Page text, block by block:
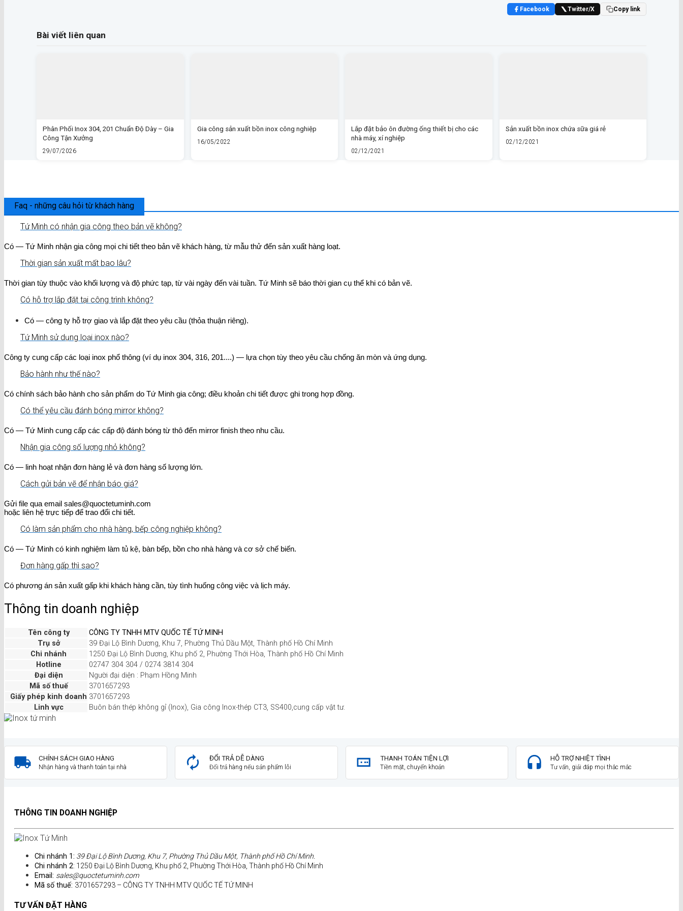
Facebook Twitter/X Copy link
Bài viết liên quan
Phân Phối Inox 304, 201 Chuẩn Độ Dày – Gia
Công Tận Xưởng
29/07/2026
Gia công sản xuất bồn inox công nghiệp
16/05/2022
Lắp đặt bảo ôn đường ống thiết bị cho các
nhà máy, xí nghiệp
02/12/2021
Sản xuất bồn inox chứa sữa giá rẻ
02/12/2021
Faq - những câu hỏi từ khách hàng
Tứ Minh có nhận gia công theo bản vẽ không?
Có — Tứ Minh nhận gia công mọi chi tiết theo bản vẽ khách hàng, từ mẫu thử đến sản xuất hàng loạt.
Thời gian sản xuất mất bao lâu?
Thời gian tùy thuộc vào khối lượng và độ phức tạp, từ vài ngày đến vài tuần. Tứ Minh sẽ báo thời gian cụ thể khi có bản vẽ.
Có hỗ trợ lắp đặt tại công trình không?
Có — công ty hỗ trợ giao và lắp đặt theo yêu cầu (thỏa thuận riêng).
Tứ Minh sử dụng loại inox nào?
Công ty cung cấp các loại inox phổ thông (ví dụ inox 304, 316, 201....) — lựa chọn tùy theo yêu cầu chống ăn mòn và ứng dụng.
Bảo hành như thế nào?
Có chính sách bảo hành cho sản phẩm do Tứ Minh gia công; điều khoản chi tiết được ghi trong hợp đồng.
Có thể yêu cầu đánh bóng mirror không?
Có — Tứ Minh cung cấp các cấp độ đánh bóng từ thô đến mirror finish theo nhu cầu.
Nhận gia công số lượng nhỏ không?
Có — linh hoạt nhận đơn hàng lẻ và đơn hàng số lượng lớn.
Cách gửi bản vẽ để nhận báo giá?
Gửi file qua email sales@quoctetuminh.com
hoặc liên hệ trực tiếp để trao đổi chi tiết.
Có làm sản phẩm cho nhà hàng, bếp công nghiệp không?
Có — Tứ Minh có kinh nghiệm làm tủ kệ, bàn bếp, bồn cho nhà hàng và cơ sở chế biến.
Đơn hàng gấp thì sao?
Có phương án sản xuất gấp khi khách hàng cần, tùy tình huống công việc và lịch máy.
Thông tin doanh nghiệp
Tên công ty
CÔNG TY TNHH MTV QUỐC TẾ TỨ MINH
Trụ sở
39 Đại Lộ Bình Dương, Khu 7, Phường Thủ Dầu Một, Thành phố Hồ Chí Minh
Chi nhánh
1250 Đại Lộ Bình Dương, Khu phố 2, Phường Thới Hòa, Thành phố Hồ Chí Minh
Hotline
02747 304 304 / 0274 3814 304
Đại diện
Người đại diện : Phạm Hồng Minh
Mã số thuế
3701657293
Giấy phép kinh doanh 3701657293
Linh vực
Buôn bán thép không gỉ (Inox), Gia công Inox-thép CT3, SS400,cung cấp vật tư.
CHÍNH SÁCH GIAO HÀNG
Nhận hàng và thanh toán tại nhà
ĐỔI TRẢ DỄ DÀNG
Đổi trả hàng nếu sản phẩm lỗi
THANH TOÁN TIỆN LỢI
Tiền mặt, chuyển khoản
HỖ TRỢ NHIỆT TÌNH
Tư vấn, giải đáp mọi thắc mắc
THÔNG TIN DOANH NGHIỆP
Chi nhánh 1: 39 Đại Lộ Bình Dương, Khu 7, Phường Thủ Dầu Một, Thành phố Hồ Chí Minh.
Chi nhánh 2: 1250 Đại Lộ Bình Dương, Khu phố 2, Phường Thới Hòa, Thành phố Hồ Chí Minh
Email: sales@quoctetuminh.com
Mã số thuế: 3701657293 – CÔNG TY TNHH MTV QUỐC TẾ TỨ MINH
TƯ VẤN ĐẶT HÀNG